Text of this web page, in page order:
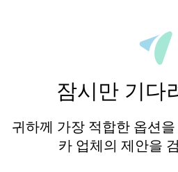
잠시만 기다
귀하께 가장 적합한 옵션
카 업체의 제안을